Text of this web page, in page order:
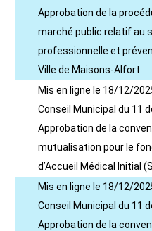
Approbation de la
marché public relatif au
professionnelle et
Ville de Maisons-Alfort.
Mis en ligne le 18/12/
Conseil Municipal du 11
Approbation de la
mutualisation pour le
d’Accueil Médical Initial
Mis en ligne le 18/12/
Conseil Municipal du 11
Approbation de la